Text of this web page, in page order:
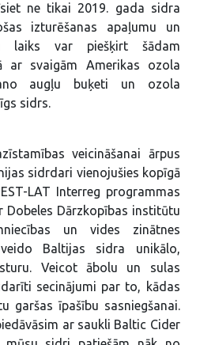
ne tikai 2019. gada sidra
izturēšanas apaļumu un
laiks var piešķirt šādam
ar svaigām Amerikas ozola
augļu buķeti un ozola
sidrs.
veicināšanai ārpus
sidrdari vienojušies kopīgā
LAT Interreg programmas
Dobeles Dārzkopības institūtu
un vides zinātnes
Baltijas sidra unikālo,
Veicot ābolu un sulas
secinājumi par to, kādas
garšas īpašību sasniegšanai.
ar saukli Baltic Cider